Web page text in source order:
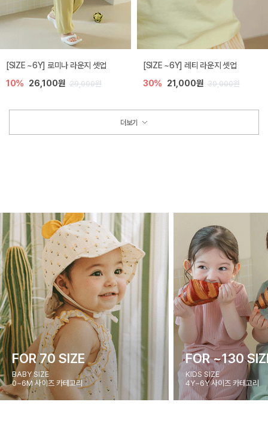
[SIZE ~6Y] 로미나 라운지 셋업
10% 26,100원 29,000원
[SIZE ~6Y] 레티 라운지 셋업
30% 21,000원 30,000원
더보기
FOR 70 SIZE
BABY SIZE
0~6M 사이즈 카테고리
FOR ~130
KIDS SIZE
4Y~6Y 사이즈 카테고리